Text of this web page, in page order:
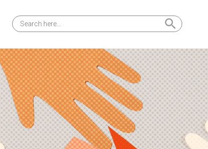
Search
for:
Search Button